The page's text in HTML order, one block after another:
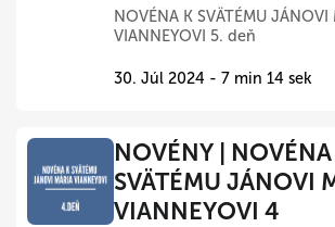
NOVÉNA K SVÄTÉMU JÁNOVI
VIANNEYOVI 5. deň
30. Júl 2024 - 7 min 14 sek
NOVÉNY |
SVÄTÉMU JÁNOVI
VIANNEYOVI 4